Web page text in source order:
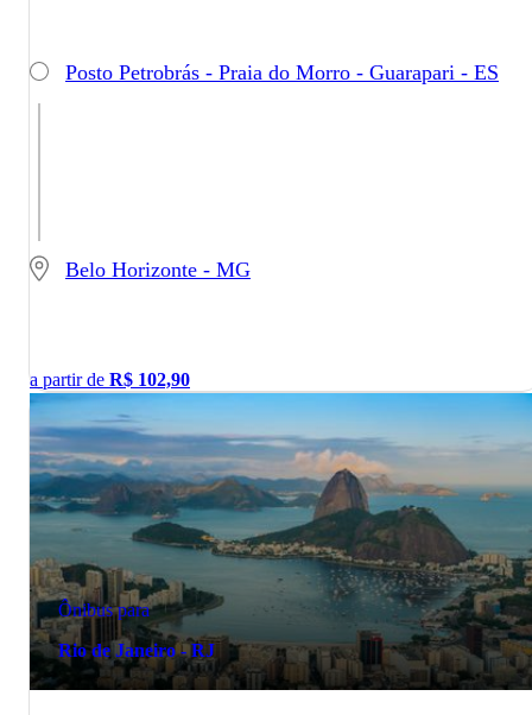
Posto Petrobrás - Praia do Morro - Guarapari - ES
Belo Horizonte - MG
a partir de R$ 102,90
Ônibus para
Rio de Janeiro - RJ